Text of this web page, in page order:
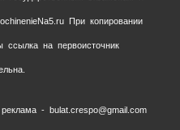
При копировании
ссылка на первоисточник
- bulat.crespo@gmail.com